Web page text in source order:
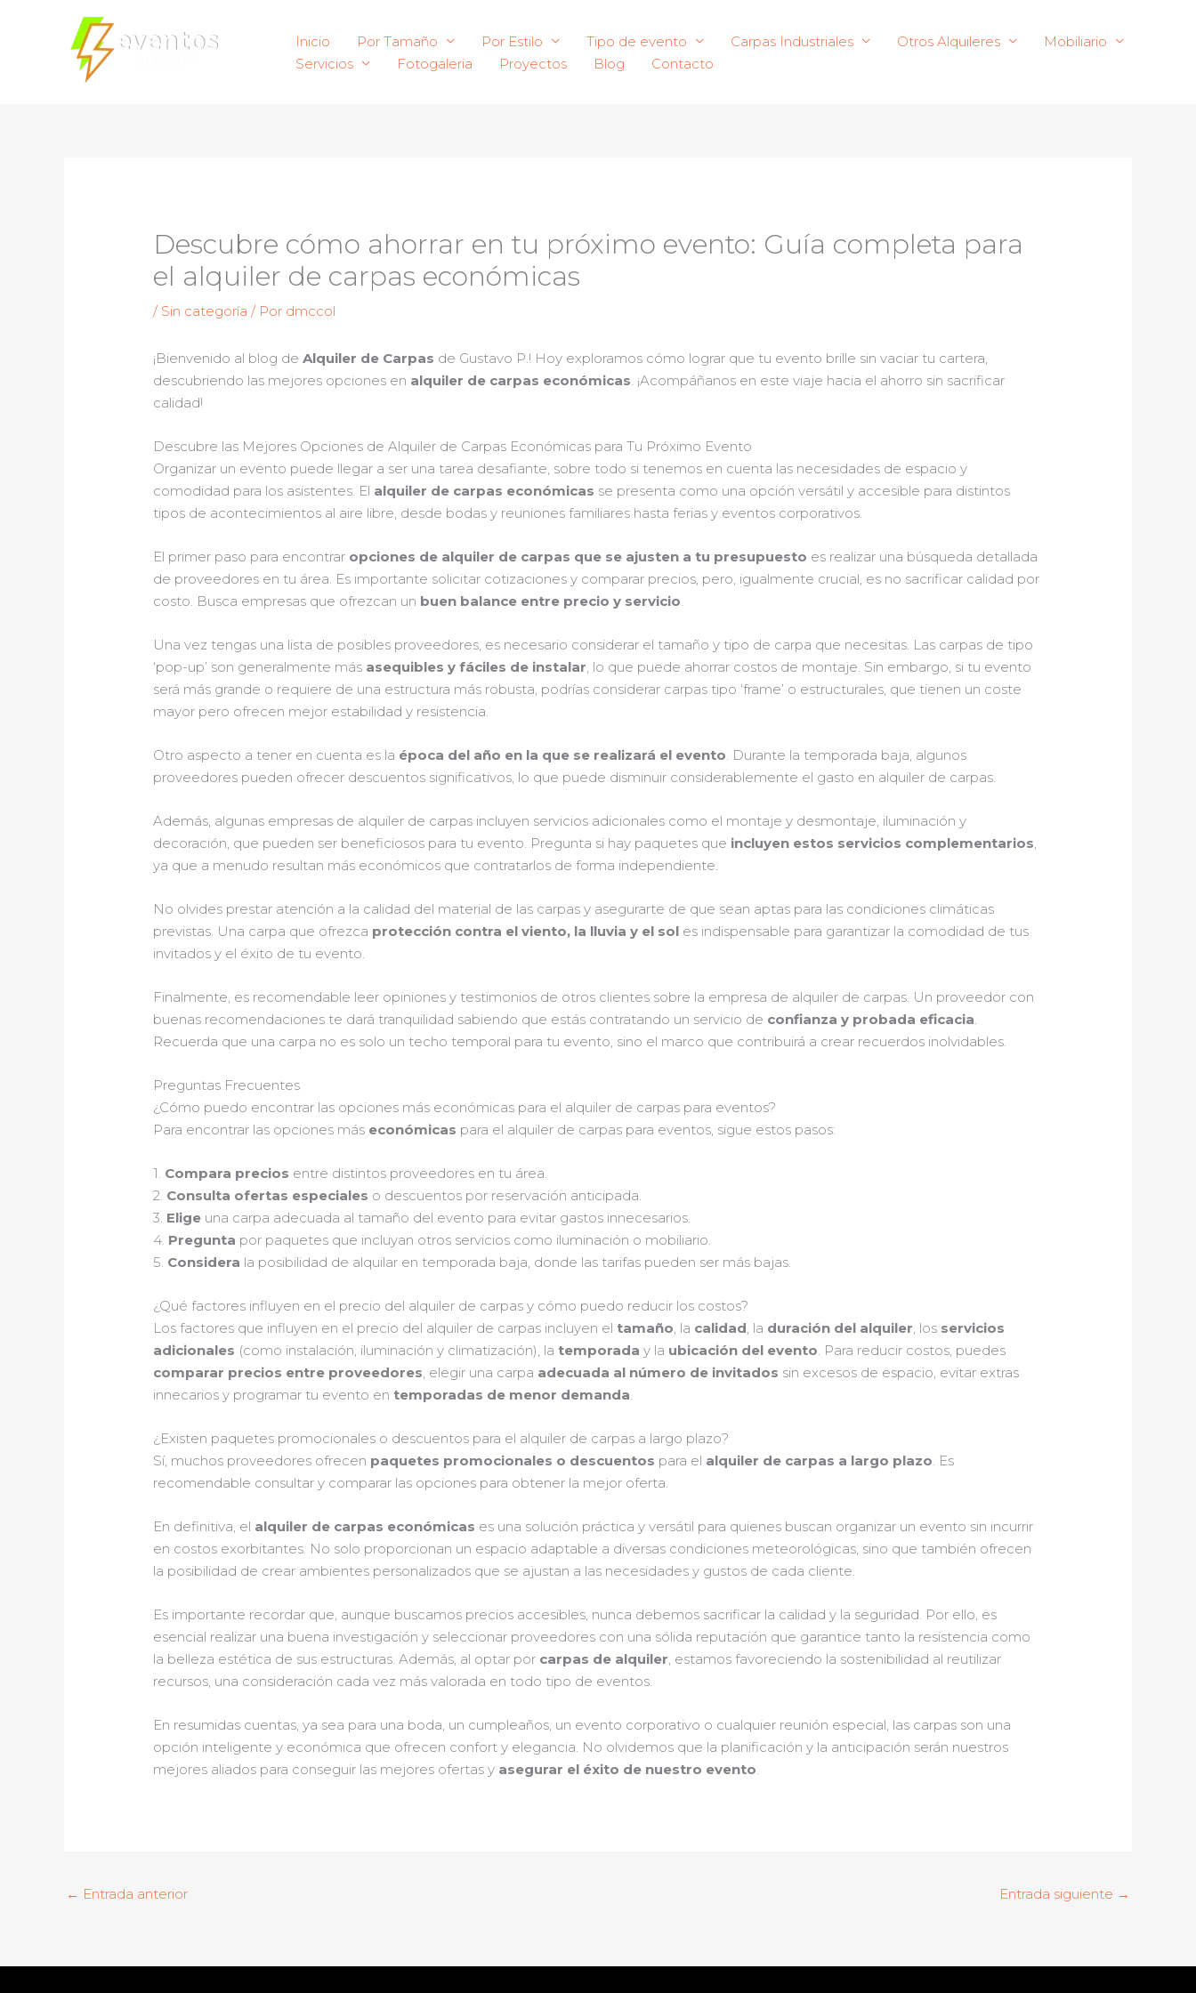
Inicio Por Tamaño Por Estilo Tipo de evento Carpas Industriales Otros Alquileres
Mobiliario
Servicios
Fotogaleria Proyectos Blog Contacto
Descubre cómo ahorrar en tu próximo evento: Guía completa para
el alquiler de carpas económicas
/ Sin categoría / Por dmccol
¡Bienvenido al blog deAlquiler de Carpas de Gustavo P.! Hoy exploramos cómo lograr que tu evento brille sin vaciar tu cartera,
descubriendo las mejores opciones en alquiler de carpas económicas. ¡Acompáñanos en este viaje hacia el ahorro sin sacrificar
calidad!
Descubre las Mejores Opciones de Alquiler de Carpas Económicas para Tu Próximo Evento
Organizar un evento puede llegar a ser una tarea desafiante, sobre todo si tenemos en cuenta las necesidades de espacio y
comodidad para los asistentes. El alquiler de carpas económicas se presenta como una opción versátil y accesible para distintos
tipos de acontecimientos al aire libre, desde bodas y reuniones familiares hasta ferias y eventos corporativos.
El primer paso para encontrar opciones de alquiler de carpas que se ajusten a tu presupuesto es realizar una búsqueda detallada
de proveedores en tu área. Es importante solicitar cotizaciones y comparar precios, pero, igualmente crucial, es no sacrificar calidad por
costo. Busca empresas que ofrezcan un buen balance entre precio y servicio.
Una vez tengas una lista de posibles proveedores, es necesario considerar el tamaño y tipo de carpa que necesitas. Las carpas de tipo
‘pop-up’ son generalmente más asequibles y fáciles de instalar, lo que puede ahorrar costos de montaje. Sin embargo, si tu evento
será más grande o requiere de una estructura más robusta, podrías considerar carpas tipo ‘frame’ o estructurales, que tienen un coste
mayor pero ofrecen mejor estabilidad y resistencia.
Otro aspecto a tener en cuenta es la época del año en la que se realizará el evento. Durante la temporada baja, algunos
proveedores pueden ofrecer descuentos significativos, lo que puede disminuir considerablemente el gasto en alquiler de carpas.
Además, algunas empresas de alquiler de carpas incluyen servicios adicionales como el montaje y desmontaje, iluminación y
decoración, que pueden ser beneficiosos para tu evento. Pregunta si hay paquetes que incluyen estos servicios complementarios,
ya que a menudo resultan más económicos que contratarlos de forma independiente.
No olvides prestar atención a la calidad del material de las carpas y asegurarte de que sean aptas para las condiciones climáticas
previstas. Una carpa que ofrezca protección contra el viento, la lluvia y el sol es indispensable para garantizar la comodidad de tus
invitados y el éxito de tu evento.
Finalmente, es recomendable leer opiniones y testimonios de otros clientes sobre la empresa de alquiler de carpas. Un proveedor con
buenas recomendaciones te dará tranquilidad sabiendo que estás contratando un servicio de confianza y probada eficacia.
Recuerda que una carpa no es solo un techo temporal para tu evento, sino el marco que contribuirá a crear recuerdos inolvidables.
Preguntas Frecuentes
¿Cómo puedo encontrar las opciones más económicas para el alquiler de carpas para eventos?
Para encontrar las opciones más económicas para el alquiler de carpas para eventos, sigue estos pasos:
1. Compara precios entre distintos proveedores en tu área.
2. Consulta ofertas especiales o descuentos por reservación anticipada.
3. Elige una carpa adecuada al tamaño del evento para evitar gastos innecesarios.
4. Pregunta por paquetes que incluyan otros servicios como iluminación o mobiliario.
5. Considera la posibilidad de alquilar en temporada baja, donde las tarifas pueden ser más bajas.
¿Qué factores influyen en el precio del alquiler de carpas y cómo puedo reducir los costos?
Los factores que influyen en el precio del alquiler de carpas incluyen eltamaño, la calidad, la duración del alquiler, los servicios
adicionales (como instalación, iluminación y climatización), latemporada y la ubicación del evento. Para reducir costos, puedes
comparar precios entre proveedores, elegir una carpa adecuada al número de invitados sin excesos de espacio, evitar extras
innecarios y programar tu evento entemporadas de menor demanda.
¿Existen paquetes promocionales o descuentos para el alquiler de carpas a largo plazo?
Sí, muchos proveedores ofrecen paquetes promocionales o descuentos para el alquiler de carpas a largo plazo. Es
recomendable consultar y comparar las opciones para obtener la mejor oferta.
En definitiva, el alquiler de carpas económicas es una solución práctica y versátil para quienes buscan organizar un evento sin incurrir
en costos exorbitantes. No solo proporcionan un espacio adaptable a diversas condiciones meteorológicas, sino que también ofrecen
la posibilidad de crear ambientes personalizados que se ajustan a las necesidades y gustos de cada cliente.
Es importante recordar que, aunque buscamos precios accesibles, nunca debemos sacrificar la calidad y la seguridad. Por ello, es
esencial realizar una buena investigación y seleccionar proveedores con una sólida reputación que garantice tanto la resistencia como
la belleza estética de sus estructuras. Además, al optar por carpas de alquiler, estamos favoreciendo la sostenibilidad al reutilizar
recursos, una consideración cada vez más valorada en todo tipo de eventos.
En resumidas cuentas, ya sea para una boda, un cumpleaños, un evento corporativo o cualquier reunión especial, las carpas son una
opción inteligente y económica que ofrecen confort y elegancia. No olvidemos que la planificación y la anticipación serán nuestros
mejores aliados para conseguir las mejores ofertas y asegurar el éxito de nuestro evento.
← Entrada anterior Entrada siguiente →